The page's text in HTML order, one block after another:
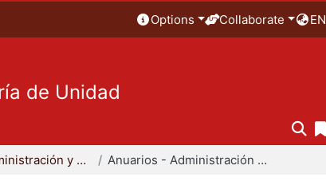
Options Collaborate EN
de Unidad
Área de Administración y Tecnología para el Diseño Anuarios - Administración y Tecnología para el Diseño